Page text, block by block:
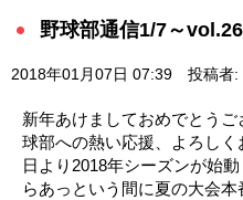
野球部通信1/7～
2018年01月07日 07:39 投稿者:
新年あけましておめでとう
球部への熱い応援、よろし
日より2018年シーズンが始
らあっという間に夏の大会